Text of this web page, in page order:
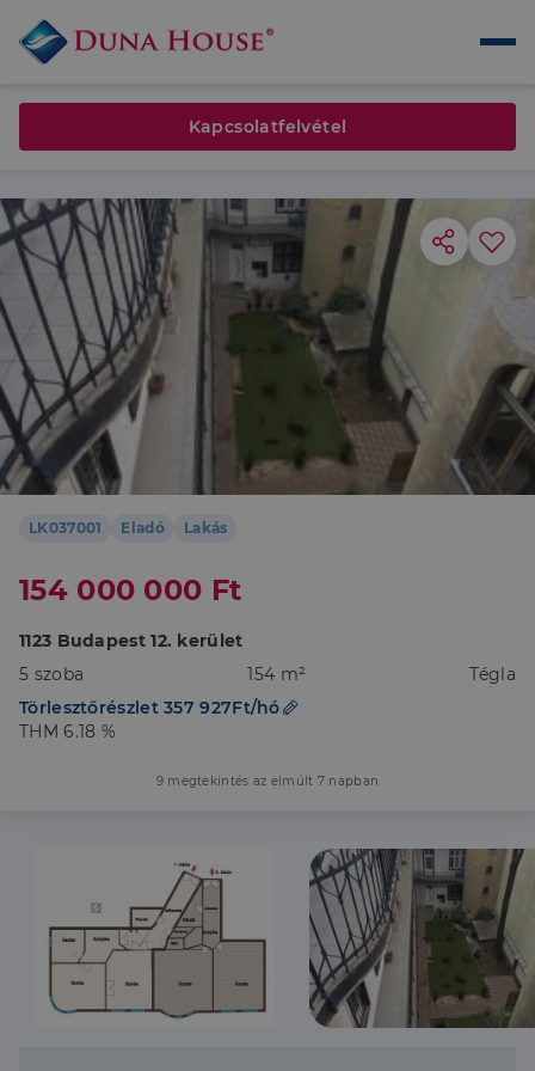
LK037001 Eladó Lakás
154 000 000 Ft
1123 Budapest 12. kerület
5 szoba
154 m²
Tégla
Törlesztőrészlet 357 927Ft/hó
THM 6.18 %
9 megtekintés az elmúlt 7 napban
Kapcsolatfelvétel